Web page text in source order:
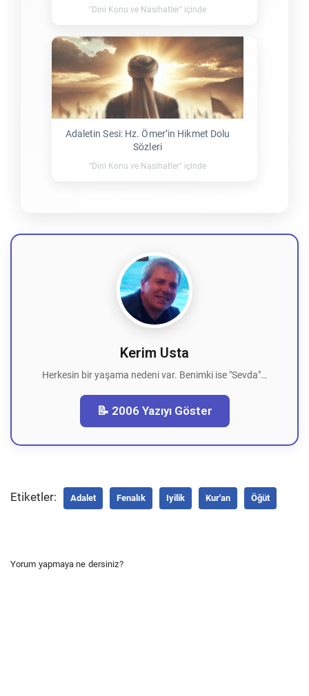
"Dini Konu ve Nasihatler" içinde
Adaletin Sesi: Hz. Ömer’in Hikmet Dolu
Sözleri
"Dini Konu ve Nasihatler" içinde
Kerim Usta
Herkesin bir yaşama nedeni var. Benimki ise "Sevda"…
📝 2006 Yazıyı Göster
Etiketler: Adalet Fenalık Iyilik Kur'an Öğüt
Yorum yapmaya ne dersiniz?